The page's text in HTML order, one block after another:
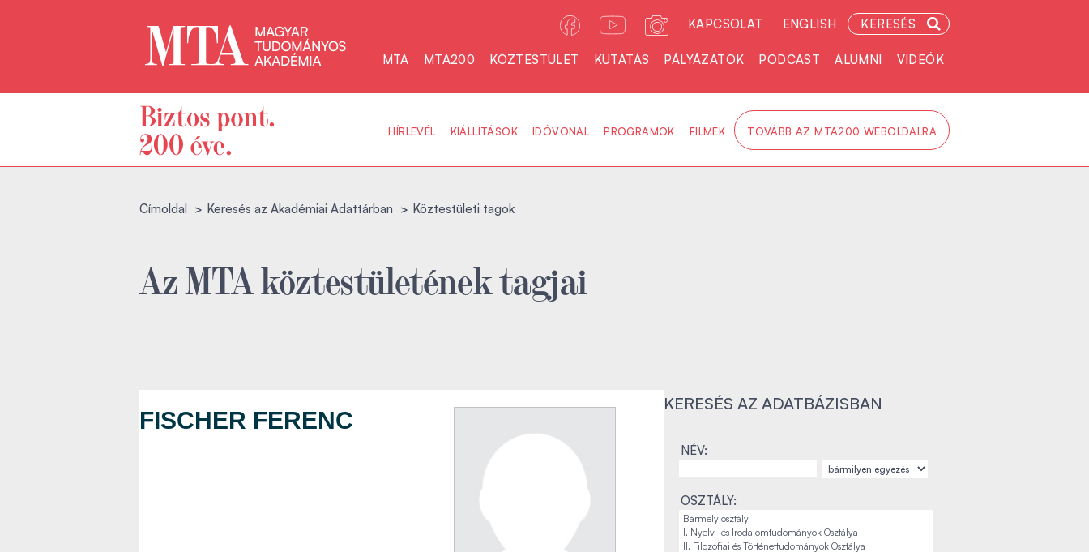
KAPCSOLAT ENGLISH KERESÉS
MTA MTA200 KÖZTESTÜLET KUTATÁS PÁLYÁZATOK PODCAST ALUMNI VIDEÓK
HÍRLEVÉL KIÁLLÍTÁSOK IDŐVONAL PROGRAMOK FILMEK TOVÁBB AZ MTA200 WEBOLDALRA
Címoldal Keresés az Akadémiai Adattárban Köztestületi tagok
Az MTA köztestületének tagjai
FISCHER FERENC
KERESÉS AZ ADATBÁZISBAN
NÉV:
OSZTÁLY: